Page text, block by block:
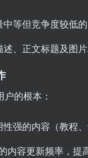
等但竞争度较低
、正文标题及图
的根本：
强的内容（教程、
内容更新频率，提